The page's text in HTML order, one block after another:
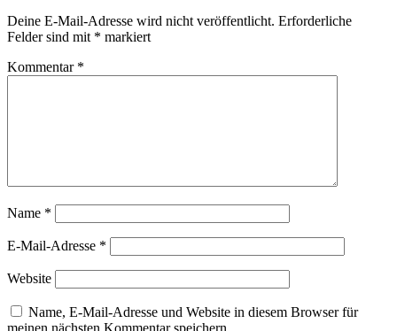
Deine E-Mail-Adresse wird nicht veröffentlicht. Erforderliche
Felder sind mit * markiert
Kommentar *
Name *
E-Mail-Adresse *
Website
Name, E-Mail-Adresse und Website in diesem Browser für
meinen nächsten Kommentar speichern.